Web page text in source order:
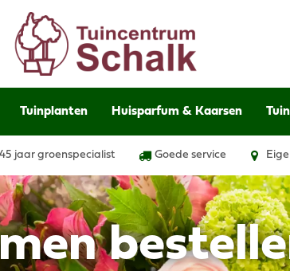
Tuinplanten Huisparfum & Kaarsen
45 jaar groenspecialist Goede service